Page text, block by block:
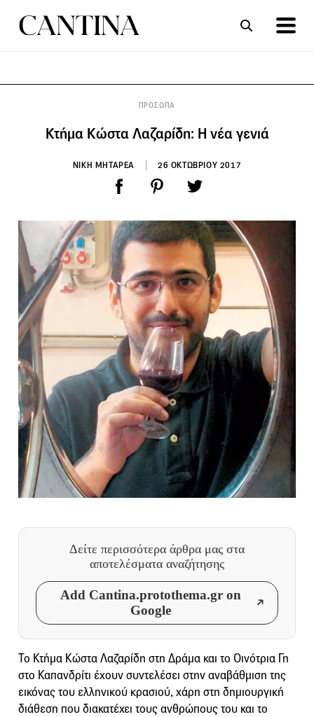
ΠΡΟΣΩΠΑ
Κτήμα Κώστα Λαζαρίδη: Η νέα γενιά
ΝΙΚΗ ΜΗΤΑΡΕΑ 26 ΟΚΤΩΒΡΙΟΥ 2017
Δείτε περισσότερα άρθρα μας στα
αποτελέσματα αναζήτησης
Add Cantina.protothema.gr on
Google
Το Κτήμα Κώστα Λαζαρίδη στη Δράμα και το Οινότρια Γη
στο Καπανδρίτι έχουν συντελέσει στην αναβάθμιση της
εικόνας του ελληνικού κρασιού, χάρη στη δημιουργική
διάθεση που διακατέχει τους ανθρώπους του και το